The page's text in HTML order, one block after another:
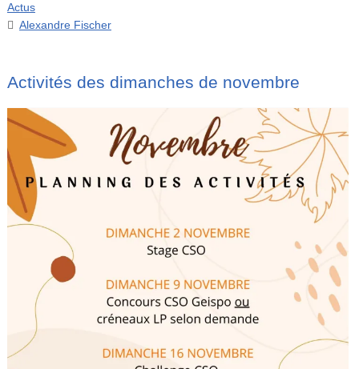
Actus
Alexandre Fischer
Activités des dimanches de novembre